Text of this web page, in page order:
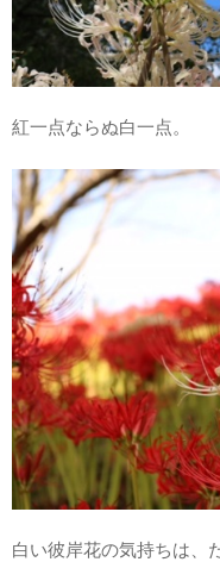
紅一点ならぬ白一点。
白い彼岸花の気持ちは、